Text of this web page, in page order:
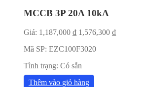
MCCB 3P 20A 10kA
Giá: 1,187,000 ₫ 1,576,300 ₫
Mã SP: EZC100F3020
Tình trạng: Có sẵn
Thêm vào giỏ hàng